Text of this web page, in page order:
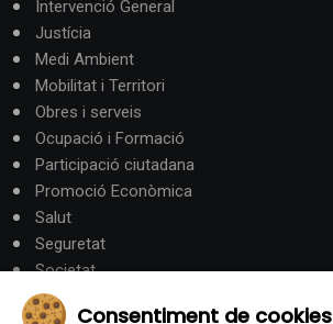
Intervenció General
Justícia
Medi Ambient
Mobilitat i Territori
Obres i serveis
Ocupació i Formació
Participació ciutadana
Promoció Econòmica
Salut
Seguretat
Societat
Turisme
Consentiment de cookies